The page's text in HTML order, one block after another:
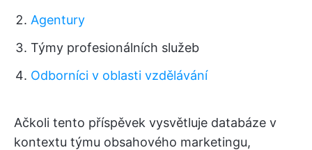
Agentury
Týmy profesionálních služeb
Odborníci v oblasti vzdělávání
Ačkoli tento příspěvek vysvětluje databáze v
kontextu týmu obsahového marketingu,